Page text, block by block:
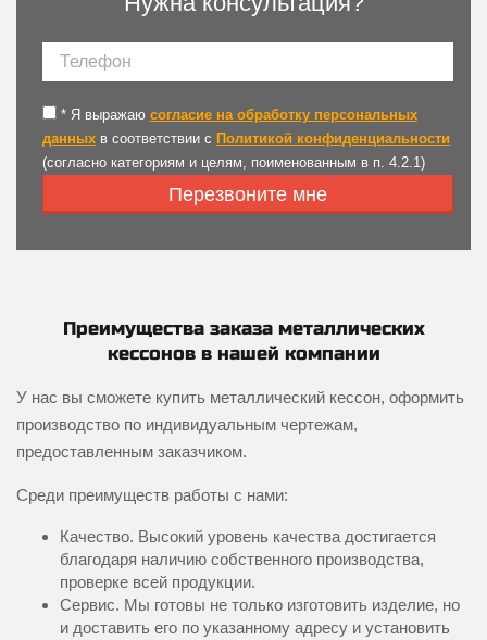
*Я выражаю согласие на обработку персональных
данныхв соответствии с Политикой конфиденциальности
(согласно категориям и целям, поименованным в п. 4.2.1)
Перезвоните мне
Преимущества заказа металлических
кессонов в нашей компании
У нас вы сможете купить металлический кессон, оформить
производство по индивидуальным чертежам,
предоставленным заказчиком.
Среди преимуществ работы с нами:
Качество. Высокий уровень качества достигается
благодаря наличию собственного производства,
проверке всей продукции.
Сервис. Мы готовы не только изготовить изделие, но
и доставить его по указанному адресу и установить